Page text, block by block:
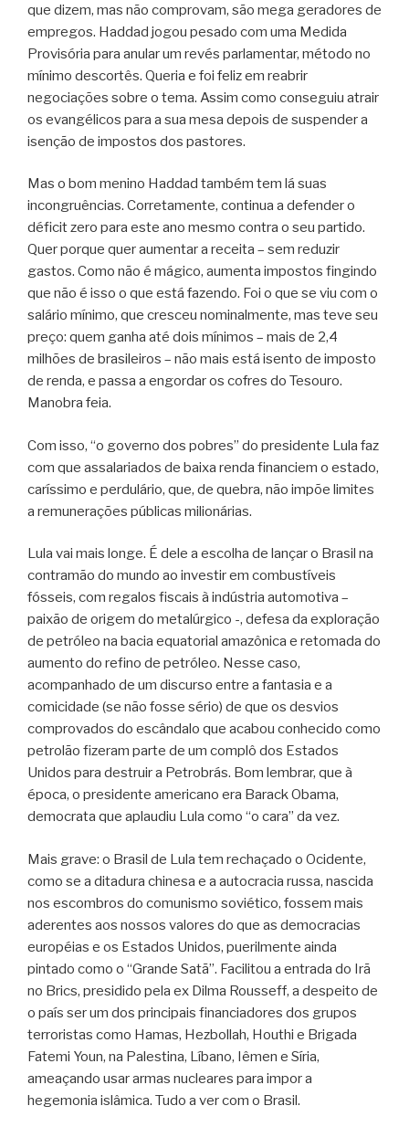
que dizem, mas não comprovam, são mega geradores de
empregos. Haddad jogou pesado com uma Medida
Provisória para anular um revés parlamentar, método no
mínimo descortês. Queria e foi feliz em reabrir
negociações sobre o tema. Assim como conseguiu atrair
os evangélicos para a sua mesa depois de suspender a
isenção de impostos dos pastores.
Mas o bom menino Haddad também tem lá suas
incongruências. Corretamente, continua a defender o
déficit zero para este ano mesmo contra o seu partido.
Quer porque quer aumentar a receita – sem reduzir
gastos. Como não é mágico, aumenta impostos fingindo
que não é isso o que está fazendo. Foi o que se viu com o
salário mínimo, que cresceu nominalmente, mas teve seu
preço: quem ganha até dois mínimos – mais de 2,4
milhões de brasileiros – não mais está isento de imposto
de renda, e passa a engordar os cofres do Tesouro.
Manobra feia.
Com isso, “o governo dos pobres” do presidente Lula faz
com que assalariados de baixa renda financiem o estado,
caríssimo e perdulário, que, de quebra, não impõe limites
a remunerações públicas milionárias.
Lula vai mais longe. É dele a escolha de lançar o Brasil na
contramão do mundo ao investir em combustíveis
fósseis, com regalos fiscais à indústria automotiva –
paixão de origem do metalúrgico -, defesa da exploração
de petróleo na bacia equatorial amazônica e retomada do
aumento do refino de petróleo. Nesse caso,
acompanhado de um discurso entre a fantasia e a
comicidade (se não fosse sério) de que os desvios
comprovados do escândalo que acabou conhecido como
petrolão fizeram parte de um complô dos Estados
Unidos para destruir a Petrobrás. Bom lembrar, que à
época, o presidente americano era Barack Obama,
democrata que aplaudiu Lula como “o cara” da vez.
Mais grave: o Brasil de Lula tem rechaçado o Ocidente,
como se a ditadura chinesa e a autocracia russa, nascida
nos escombros do comunismo soviético, fossem mais
aderentes aos nossos valores do que as democracias
européias e os Estados Unidos, puerilmente ainda
pintado como o “Grande Satã”. Facilitou a entrada do Irã
no Brics, presidido pela ex Dilma Rousseff, a despeito de
o país ser um dos principais financiadores dos grupos
terroristas como Hamas, Hezbollah, Houthi e Brigada
Fatemi Youn, na Palestina, Líbano, Iêmen e Síria,
ameaçando usar armas nucleares para impor a
hegemonia islâmica. Tudo a ver com o Brasil.